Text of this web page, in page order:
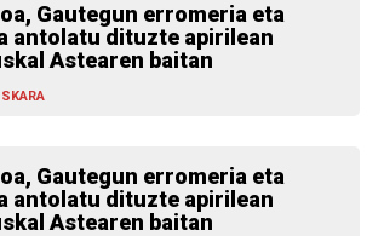
Gautegun erromeria eta
antolatu dituzte apirilean
Astearen baitan
Gautegun erromeria eta
antolatu dituzte apirilean
Astearen baitan